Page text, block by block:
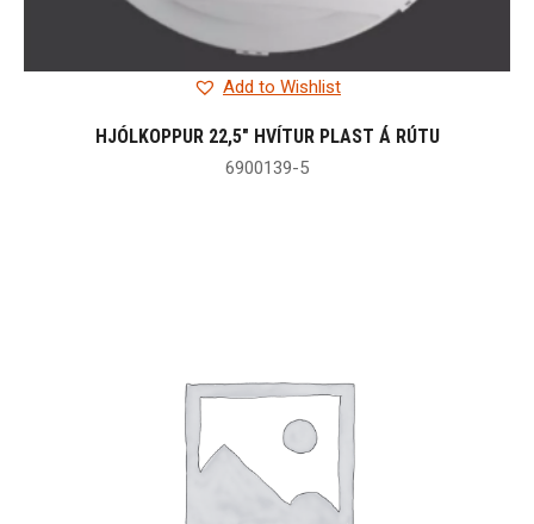
Add to Wishlist
HJÓLKOPPUR 22,5″ HVÍTUR PLAST Á RÚTU
6900139-5